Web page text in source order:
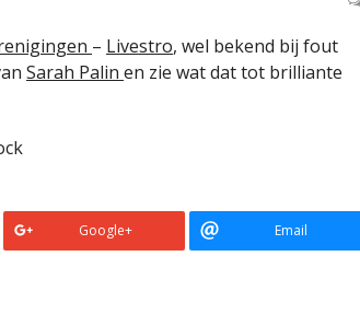
– Livestro, wel bekend bij fout
Sarah Palin en zie wat dat tot brilliante
Google+ Email